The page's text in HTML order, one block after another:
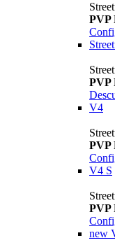
PVP
PVP
V4
PVP
V4 S
PVP
new